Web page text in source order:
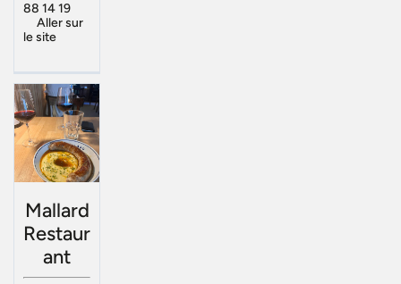
88 14 19
Aller sur
le site
Mallard
Restaur
ant